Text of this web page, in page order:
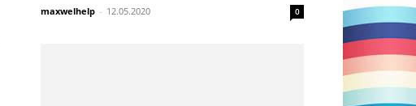
maxwelhelp - 12.05.2020 0